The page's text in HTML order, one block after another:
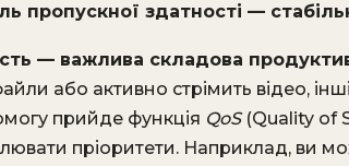
пропускної здатності —
— важлива складова
або активно стрімить відео,
прийде функція QoS(Quality of
пріоритети. Наприклад, ви